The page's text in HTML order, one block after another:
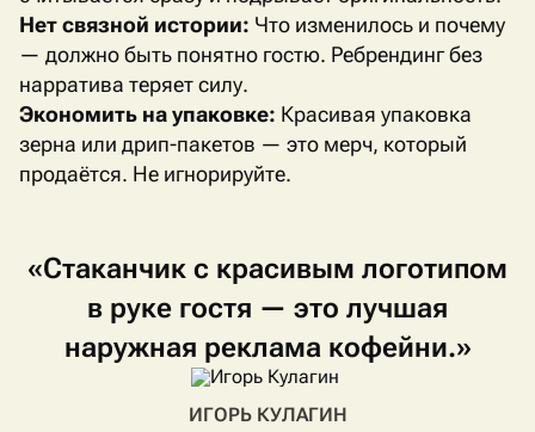
Нет связной истории: Что изменилось и почему
— должно быть понятно гостю. Ребрендинг без
нарратива теряет силу.
Экономить на упаковке: Красивая упаковка
зерна или дрип-пакетов — это мерч, который
продаётся. Не игнорируйте.
ИГОРЬ КУЛАГИН
«Стаканчик с красивым логотипом
в руке гостя — это лучшая
наружная реклама кофейни.»